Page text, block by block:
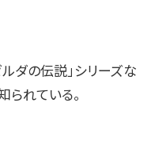
ダの伝説」シリーズな
られている。